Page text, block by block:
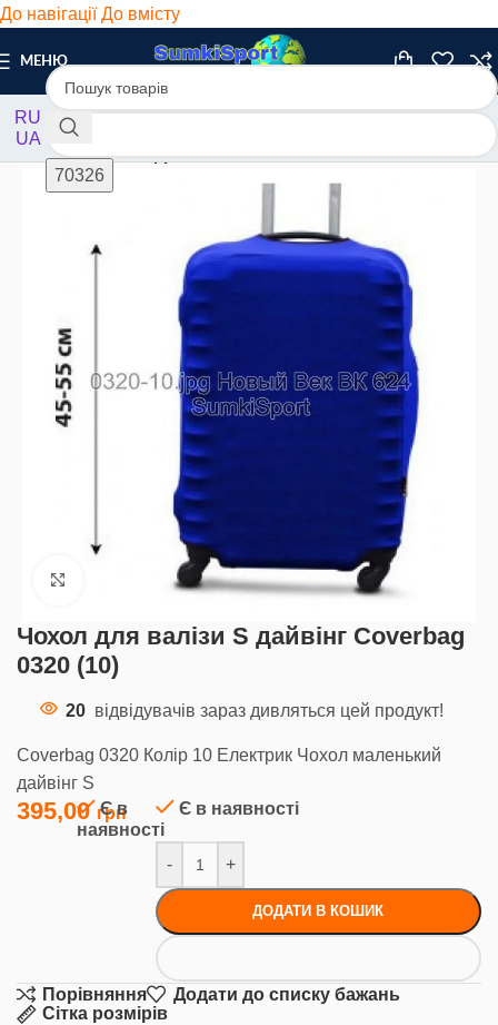
До навігаціїДо вмісту
МЕНЮ
RU
UA
Головна/ Чохли/ Дайвінг
Клацніть, щоб збільшити
Чохол для валізи S дайвінг Coverbag
0320 (10)
20 відвідувачів зараз дивляться цей продукт!
Coverbag 0320 Колір 10 Електрик Чохол маленький
дайвінг S
395,00 Є в
наявності
Є в наявності
- +
ДОДАТИ В КОШИК
Порівняння
Додати до списку бажань
Сітка розмірів